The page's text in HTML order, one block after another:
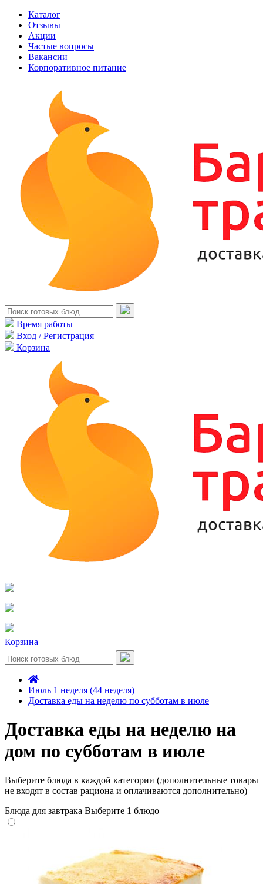
Каталог
Отзывы
Акции
Частые вопросы
Вакансии
Корпоративное питание
Время работы
Вход / Регистрация
Корзина
Корзина
Июль 1 неделя (44 неделя)
Доставка еды на неделю по субботам в июле
Доставка еды на неделю на
дом по субботам в июле
Выберите блюда в каждой категории (дополнительные товары
не входят в состав рациона и оплачиваются дополнительно)
Блюда для завтрака Выберите 1 блюдо